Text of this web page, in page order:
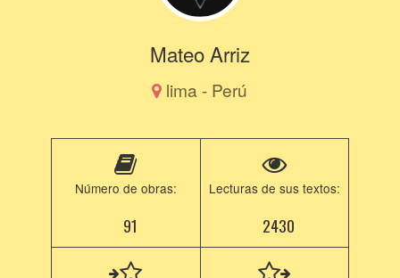
Mateo Arriz
lima - Perú
Número de obras:
91
Lecturas de sus textos:
2430